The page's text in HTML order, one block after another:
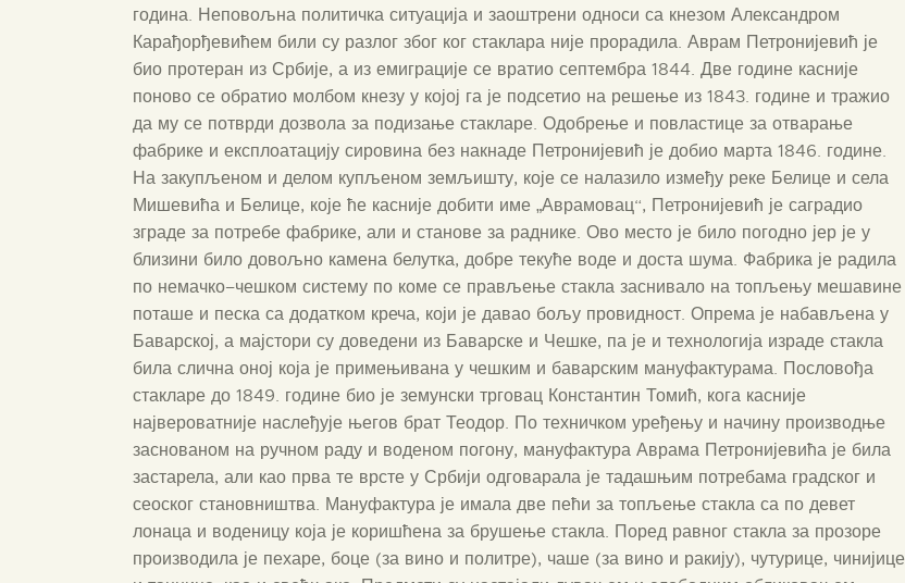
година. Неповољна политичка ситуација и заоштрени односи са кнезом Александром
Карађорђевићем били су разлог због ког стаклара није прорадила. Аврам Петронијевић је
био протеран из Србије, а из емиграције се вратио септембра 1844. Две године касније
поново се обратио молбом кнезу у којој га је подсетио на решење из 1843. године и тражио
да му се потврди дозвола за подизање стакларе. Одобрење и повластице за отварање
фабрике и експлоатацију сировина без накнаде Петронијевић је добио марта 1846. године.
На закупљеном и делом купљеном земљишту, које се налазило између реке Белице и села
Мишевића и Белице, које ће касније добити име „Аврамовац“, Петронијевић је саградио
зграде за потребе фабрике, али и станове за раднике. Ово место је било погодно јер је у
близини било довољно камена белутка, добре текуће воде и доста шума. Фабрика је радила
по немачко–чешком систему по коме се прављење стакла заснивало на топљењу мешавине
поташе и песка са додатком креча, који је давао бољу провидност. Опрема је набављена у
Баварској, а мајстори су доведени из Баварске и Чешке, па је и технологија израде стакла
била слична оној која је примењивана у чешким и баварским мануфактурама. Пословођа
стакларе до 1849. године био је земунски трговац Константин Томић, кога касније
највероватније наслеђује његов брат Теодор. По техничком уређењу и начину производње
заснованом на ручном раду и воденом погону, мануфактура Аврама Петронијевића је била
застарела, али као прва те врсте у Србији одговарала је тадашњим потребама градског и
сеоског становништва. Мануфактура је имала две пећи за топљење стакла са по девет
лонаца и воденицу која је коришћена за брушење стакла. Поред равног стакла за прозоре
производила је пехаре, боце (за вино и политре), чаше (за вино и ракију), чутурице, чинијице